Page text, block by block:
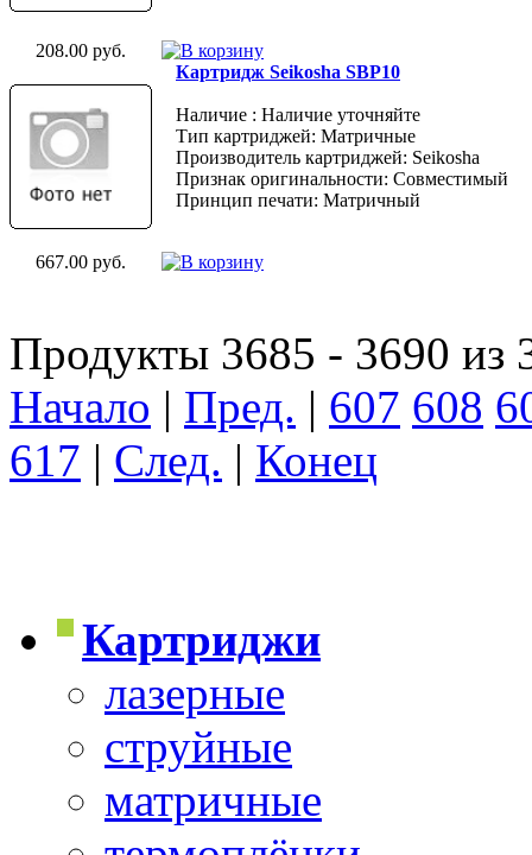
208.00 руб.
Картридж Seikosha SBP10
Наличие : Наличие уточняйте
Тип картриджей: Матричные
Производитель картриджей: Seikosha
Признак оригинальности: Совместимый
Принцип печати: Матричный
667.00 руб.
Продукты 3685 - 3690 из
Начало | Пред. | 607 608
617 | След. | Конец
Картриджи
лазерные
струйные
матричные